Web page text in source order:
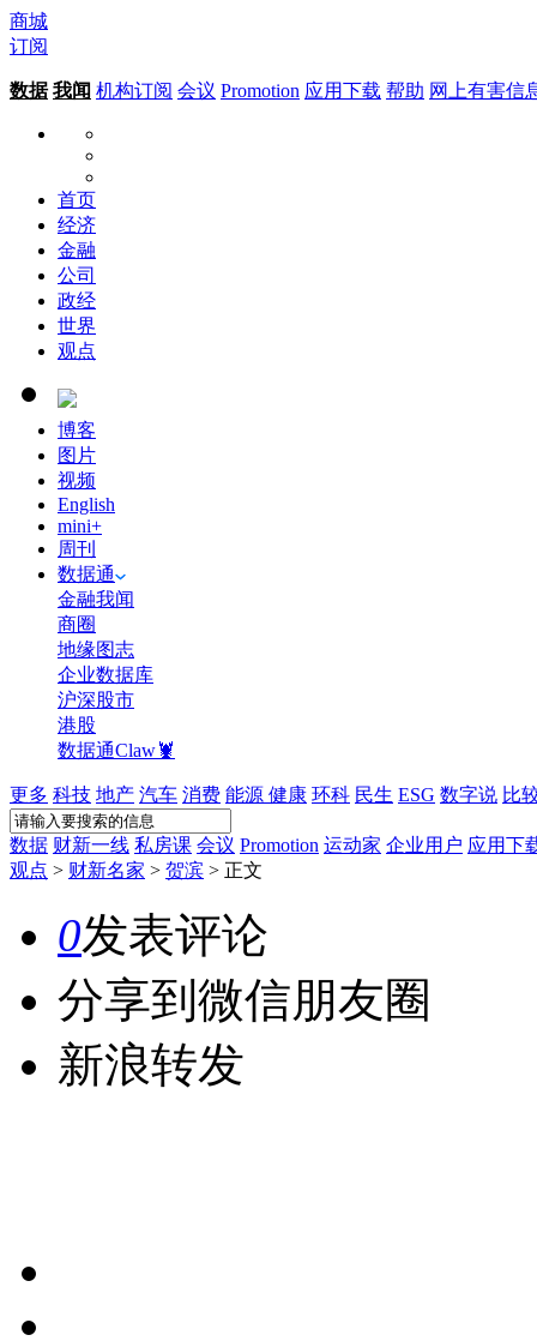
商城
订阅
数据 我闻 机构订阅 会议 Promotion 应用下载 帮助 网上有害信
首页
经济
金融
公司
政经
世界
观点
博客
图片
视频
English
mini+
周刊
数据通
金融我闻
商圈
地缘图志
企业数据库
沪深股市
港股
数据通Claw🦞
更多 科技 地产 汽车 消费 能源 健康 环科 民生 ESG 数字说 比
数据 财新一线 私房课 会议 Promotion 运动家 企业用户 应用下
观点 > 财新名家 > 贺滨 > 正文
0发表评论
分享到微信朋友圈
新浪转发